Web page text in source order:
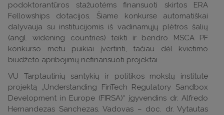
podoktorantūros stažuotėms finansuoti skirtos ERA
Fellowships dotacijos. Šiame konkurse automatiškai
dalyvauja su institucijomis iš vadinamųjų plėtros šalių
(angl. widening countries) teikti ir bendro MSCA PF
konkurso metu puikiai įvertinti, tačiau dėl kvietimo
biudžeto apribojimų nefinansuoti projektai.
VU Tarptautinių santykių ir politikos mokslų institute
projektą „Understanding FinTech Regulatory Sandbox
Development in Europe (FIRSA)“ įgyvendins dr. Alfredo
Hernandezas Sanchezas. Vadovas – doc. dr. Vytautas